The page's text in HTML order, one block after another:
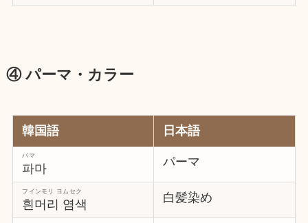
④ パーマ・カラー
韓国語 日本語
파마
パマ パーマ
흰머리 염색
フインモリ ヨムセク 白髪染め